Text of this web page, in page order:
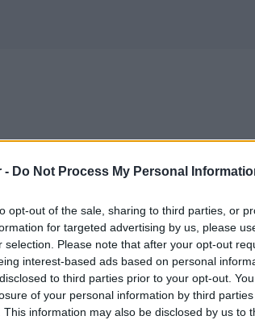
- Do Not Process My Personal
opt-out of the sale, sharing to third parties, or
for targeted advertising by us, please
selection. Please note that after your opt-out
interest-based ads based on personal
to third parties prior to your opt-out.
of your personal information by third
This information may also be disclosed by us to